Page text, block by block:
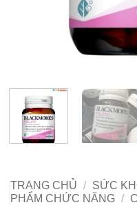
TRANG CHỦ / SỨC
PHẨM CHỨC NĂNG /